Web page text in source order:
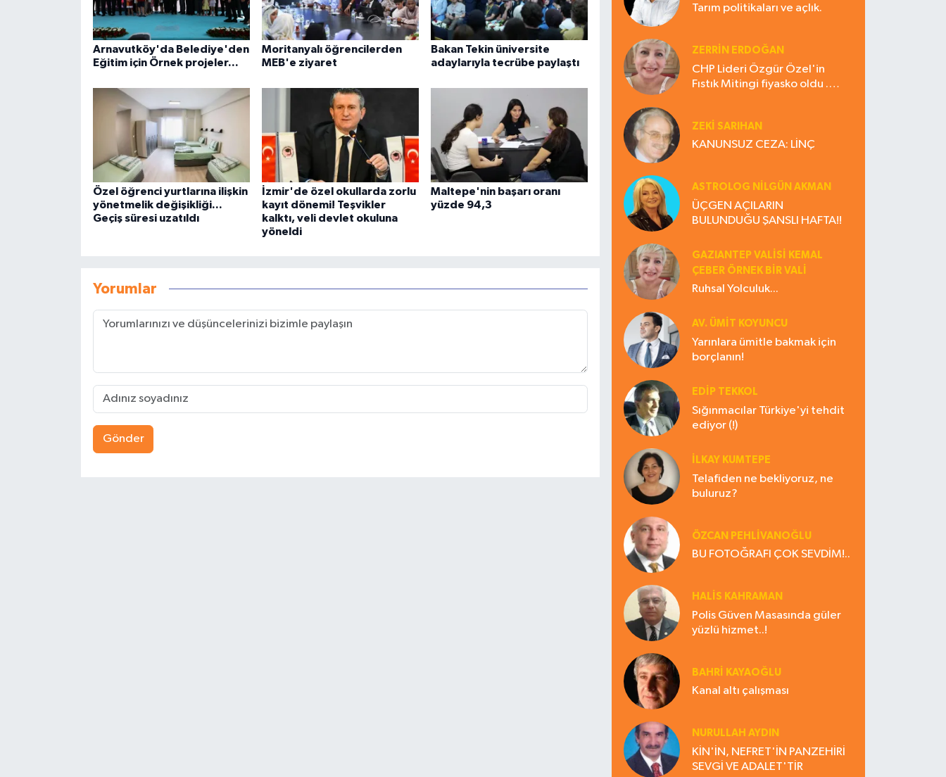
Arnavutköy'da Belediye'den
Eğitim için Örnek projeler...
Moritanyalı öğrencilerden
MEB'e ziyaret
Bakan Tekin üniversite
adaylarıyla tecrübe paylaştı
Özel öğrenci yurtlarına ilişkin
yönetmelik değişikliği...
Geçiş süresi uzatıldı
İzmir'de özel okullarda zorlu
kayıt dönemi! Teşvikler
kalktı, veli devlet okuluna
yöneldi
Maltepe'nin başarı oranı
yüzde 94,3
Yorumlar
Gönder
Tarım politikaları ve açlık.
ZERRIN ERDOĞAN
CHP Lideri Özgür Özel'in
Fıstık Mitingi fiyasko oldu .
ZEKI SARIHAN
KANUNSUZ CEZA: LİNÇ
ASTROLOG NILGÜN AKMAN
ÜÇGEN AÇILARIN
BULUNDUĞU ŞANSLI HAFTA!!
GAZIANTEP VALISI KEMAL
ÇEBER ÖRNEK BİR VALİ
Ruhsal Yolculuk...
AV. ÜMIT KOYUNCU
Yarınlara ümitle bakmak için
borçlanın!
EDIP TEKKOL
Sığınmacılar Türkiye'yi tehdit
ediyor (!)
İLKAY KUMTEPE
Telafiden ne bekliyoruz, ne
buluruz?
ÖZCAN PEHLİVANOĞLU
BU FOTOĞRAFI ÇOK SEVDİM!..
HALIS KAHRAMAN
Polis Güven Masasında güler
yüzlü hizmet..!
BAHRI KAYAOĞLU
Kanal altı çalışması
NURULLAH AYDIN
KİN'İN, NEFRET'İN PANZEHİRİ
SEVGİ VE ADALET'TİR